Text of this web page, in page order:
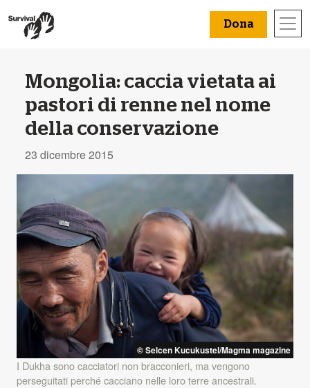
Dona
Mongolia: caccia vietata ai
pastori di renne nel nome
della conservazione
23 dicembre 2015
© Selcen Kucukustel/Magma magazine
I Dukha sono cacciatori non bracconieri, ma vengono
perseguitati perché cacciano nelle loro terre ancestrali.